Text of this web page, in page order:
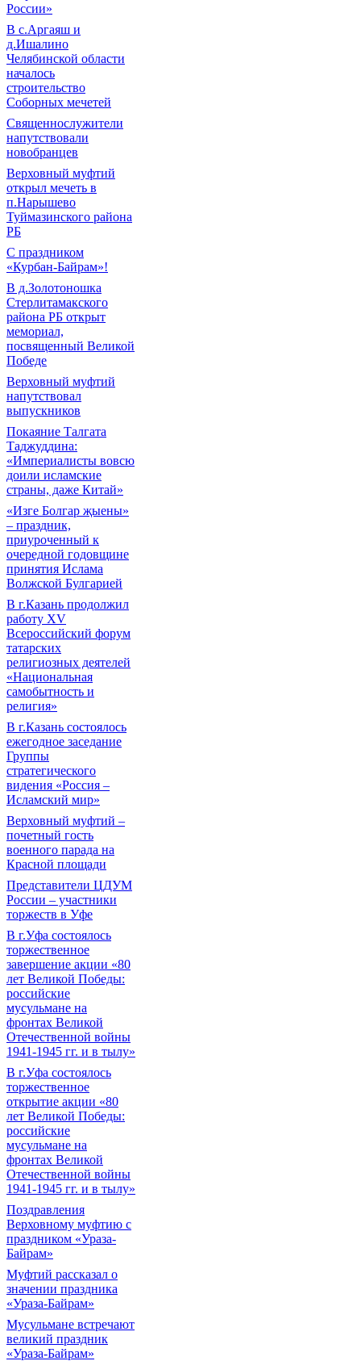
России»
В с.Аргаяш и
д.Ишалино
Челябинской области
началось
строительство
Соборных мечетей
Священнослужители
напутствовали
новобранцев
Верховный муфтий
открыл мечеть в
п.Нарышево
Туймазинского района
РБ
С праздником
«Курбан-Байрам»!
В д.Золотоношка
Стерлитамакского
района РБ открыт
мемориал,
посвященный Великой
Победе
Верховный муфтий
напутствовал
выпускников
Покаяние Талгата
Таджуддина:
«Империалисты вовсю
доили исламские
страны, даже Китай»
«Изге Болгар җыены»
– праздник,
приуроченный к
очередной годовщине
принятия Ислама
Волжской Булгарией
В г.Казань продолжил
работу XV
Всероссийский форум
татарских
религиозных деятелей
«Национальная
самобытность и
религия»
В г.Казань состоялось
ежегодное заседание
Группы
стратегического
видения «Россия –
Исламский мир»
Верховный муфтий –
почетный гость
военного парада на
Красной площади
Представители ЦДУМ
России – участники
торжеств в Уфе
В г.Уфа состоялось
торжественное
завершение акции «80
лет Великой Победы:
российские
мусульмане на
фронтах Великой
Отечественной войны
1941-1945 гг. и в тылу»
В г.Уфа состоялось
торжественное
открытие акции «80
лет Великой Победы:
российские
мусульмане на
фронтах Великой
Отечественной войны
1941-1945 гг. и в тылу»
Поздравления
Верховному муфтию с
праздником «Ураза-
Байрам»
Муфтий рассказал о
значении праздника
«Ураза-Байрам»
Мусульмане встречают
великий праздник
«Ураза-Байрам»